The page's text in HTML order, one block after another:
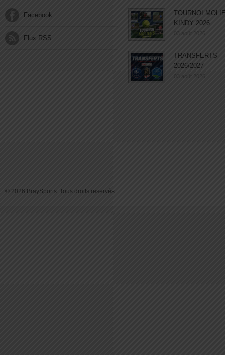
Facebook
Flux RSS
TOURNOI
KINDY 2026
03 août 2026
TRANSFERTS
2026/2027
03 août 2026
© 2026 BraySports. Tous droits reservés.